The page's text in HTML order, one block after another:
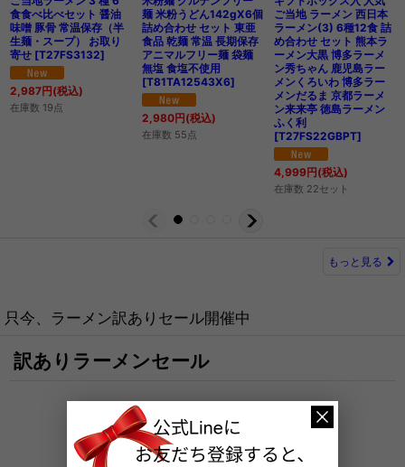
食食べ比べセット 醤油
味噌 豚骨 常温保存（半
生麺・スープ） お取り
寄せ [T27FS3132]
2,987円(税込)
在庫数 19点
麺 米粉うどん142gX6個
詰め合わせ セット 東亜
食品 乾麺 常温 長期保存
アニマルフリー麺 袋麺
無塩 食塩不使用
[T81TA12543X6]
2,980円(税込)
在庫数 55点
ご当地 ラーメン 西日本
ラーメン(3) 6種12食 詰
め合わせ セット 熊本ラ
ーメン大黒 博多ラーメ
ン秀ちゃん 鹿児島ラー
メンくろいわ 博多ラー
メンだるま 京都ラーメ
ン来来亭 徳島ラーメン
ふく利
[T27FS22GBPT]
4,999円(税込)
在庫数 22セット
もっと見る
只今、ラーメン訳ありセール開催中
訳ありラーメンセール